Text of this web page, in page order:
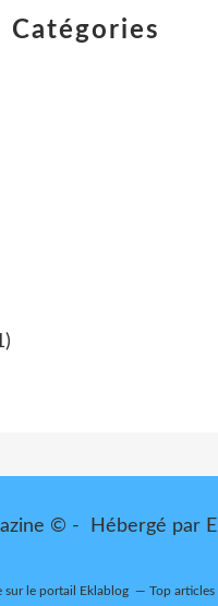
Catégories
© - Hébergé par
sur le portail Eklablog Top articles